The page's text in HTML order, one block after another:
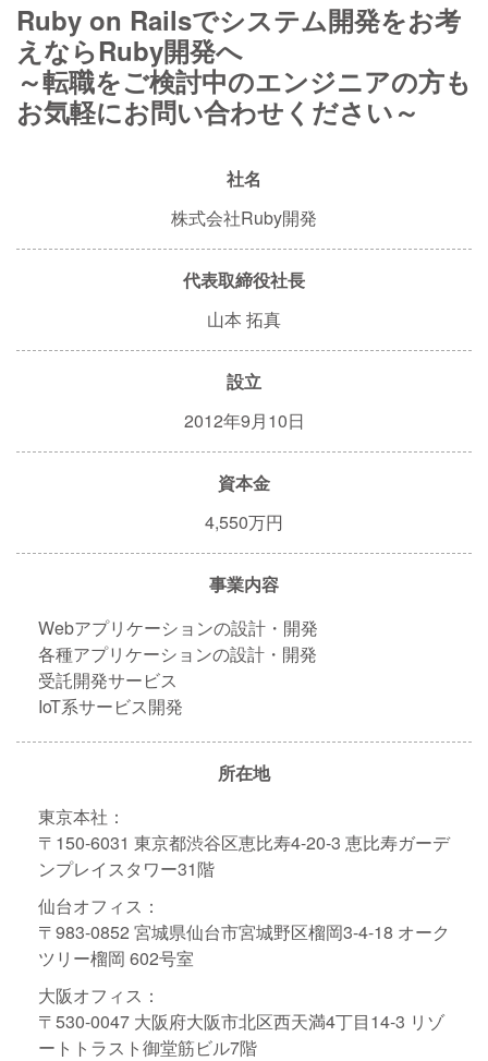
Ruby on Railsでシステム開発をお考
えならRuby開発へ
～転職をご検討中のエンジニアの方も
お気軽にお問い合わせください～
社名
株式会社Ruby開発
代表取締役社長
山本 拓真
設立
2012年9月10日
資本金
4,550万円
事業内容
Webアプリケーションの設計・開発
各種アプリケーションの設計・開発
受託開発サービス
IoT系サービス開発
所在地
東京本社：
〒150-6031 東京都渋谷区恵比寿4-20-3 恵比寿ガーデ
ンプレイスタワー31階
仙台オフィス：
〒983-0852 宮城県仙台市宮城野区榴岡3-4-18 オーク
ツリー榴岡 602号室
大阪オフィス：
〒530-0047 大阪府大阪市北区西天満4丁目14-3 リゾ
ートトラスト御堂筋ビル7階